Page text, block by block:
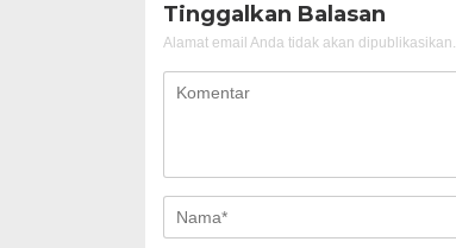
Tinggalkan Balasan
Alamat email Anda tidak akan dipublikasikan.